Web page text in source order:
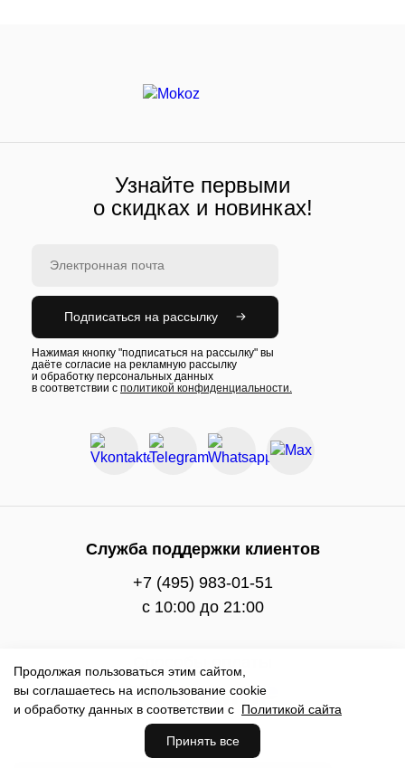
Узнайте первыми
о скидках и новинках!
Подписаться на рассылку
Нажимая кнопку "подписаться на рассылку" вы
даёте согласие на рекламную рассылку
и обработку персональных данных
в соответствии с политикой конфиденциальности.
Служба поддержки клиентов
+7 (495) 983-01-51
c 10:00 до 21:00
Продолжая пользоваться этим сайтом,
вы соглашаетесь на использование cookie
и обработку данных в соответствии с Политикой сайта
Принять все